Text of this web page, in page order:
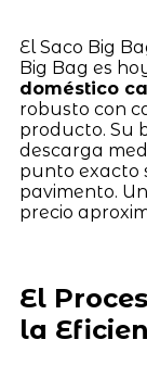
El Saco Big
Big Bag es
doméstico
robusto con
producto. Su
descarga
punto exacto
pavimento.
precio
El
la